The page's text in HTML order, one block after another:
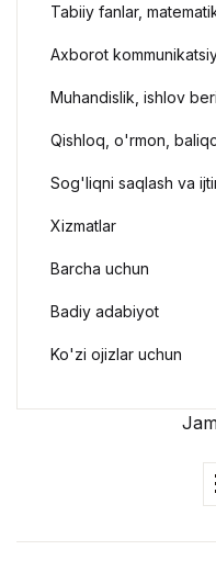
Tabiiy fanlar,
Axborot
Muhandislik, ishlov
Qishloq, o'rmon,
Sog'liqni saqlash va
Xizmatlar
Barcha uchun
Badiy adabiyot
Ko'zi ojizlar uchun